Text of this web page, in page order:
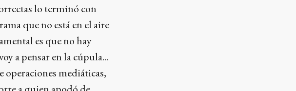
lo terminó con
que no está en el aire
es que no hay
a pensar en la cúpula...
operaciones mediáticas,